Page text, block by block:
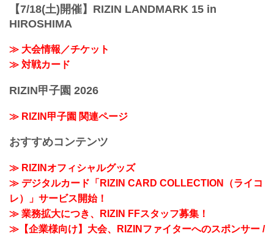
【7/18(土)開催】RIZIN LANDMARK 15 in
HIROSHIMA
≫ 大会情報／チケット
≫ 対戦カード
RIZIN甲子園 2026
≫ RIZIN甲子園 関連ページ
おすすめコンテンツ
≫ RIZINオフィシャルグッズ
≫ デジタルカード「RIZIN CARD COLLECTION（ライコ
レ）」サービス開始！
≫ 業務拡大につき、RIZIN FFスタッフ募集！
≫【企業様向け】大会、RIZINファイターへのスポンサー /